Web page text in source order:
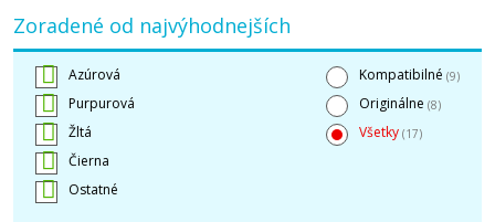
Zoradené od najvýhodnejších
Azúrová
Purpurová
Žltá
Čierna
Ostatné
Kompatibilné (9)
Originálne (8)
Všetky (17)